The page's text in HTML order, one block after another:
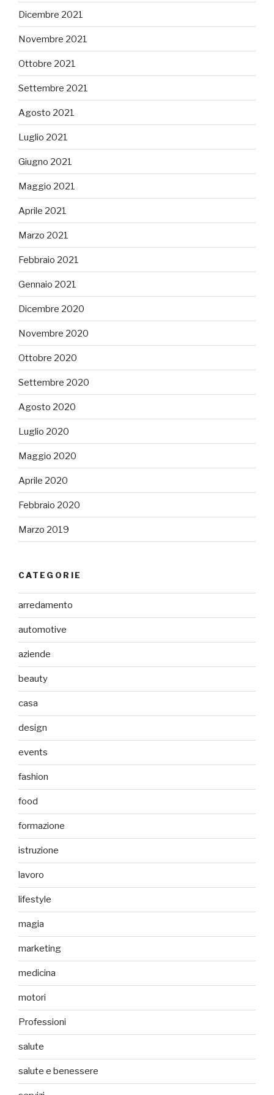
Dicembre 2021
Novembre 2021
Ottobre 2021
Settembre 2021
Agosto 2021
Luglio 2021
Giugno 2021
Maggio 2021
Aprile 2021
Marzo 2021
Febbraio 2021
Gennaio 2021
Dicembre 2020
Novembre 2020
Ottobre 2020
Settembre 2020
Agosto 2020
Luglio 2020
Maggio 2020
Aprile 2020
Febbraio 2020
Marzo 2019
CATEGORIE
arredamento
automotive
aziende
beauty
casa
design
events
fashion
food
formazione
istruzione
lavoro
lifestyle
magia
marketing
medicina
motori
Professioni
salute
salute e benessere